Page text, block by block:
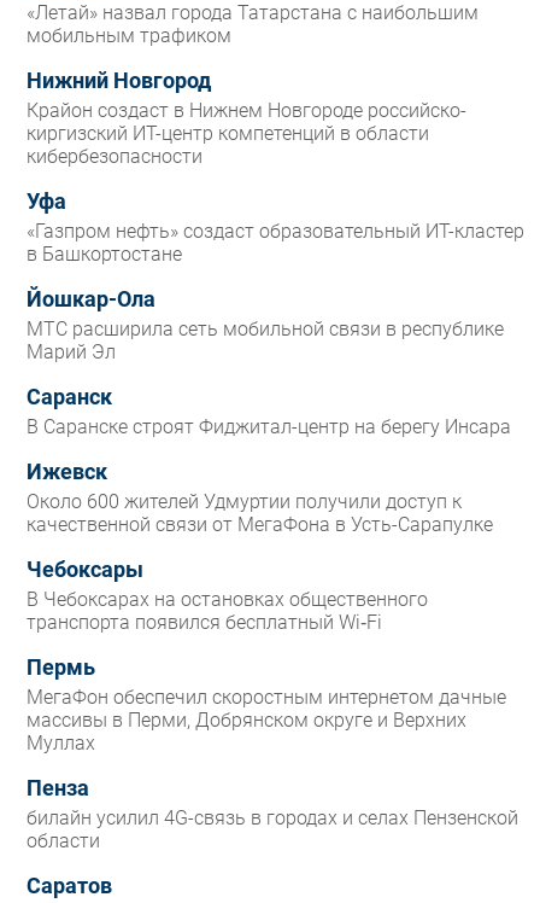
«Летай» назвал города Татарстана с наибольшим
мобильным трафиком
Нижний Новгород
Крайон создаст в Нижнем Новгороде российско-
киргизский ИТ-центр компетенций в области
кибербезопасности
Уфа
«Газпром нефть» создаст образовательный ИТ-кластер
в Башкортостане
Йошкар-Ола
МТС расширила сеть мобильной связи в республике
Марий Эл
Саранск
В Саранске строят Фиджитал-центр на берегу Инсара
Ижевск
Около 600 жителей Удмуртии получили доступ к
качественной связи от МегаФона в Усть-Сарапулке
Чебоксары
В Чебоксарах на остановках общественного
транспорта появился бесплатный Wi‑Fi
Пермь
МегаФон обеспечил скоростным интернетом дачные
массивы в Перми, Добрянском округе и Верхних
Муллах
Пенза
билайн усилил 4G-связь в городах и селах Пензенской
области
Саратов